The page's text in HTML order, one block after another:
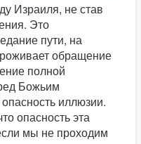
Израиля, не став
Это
пути, на
обращение
полной
Божьим
иллюзии.
опасность эта
мы не проходим